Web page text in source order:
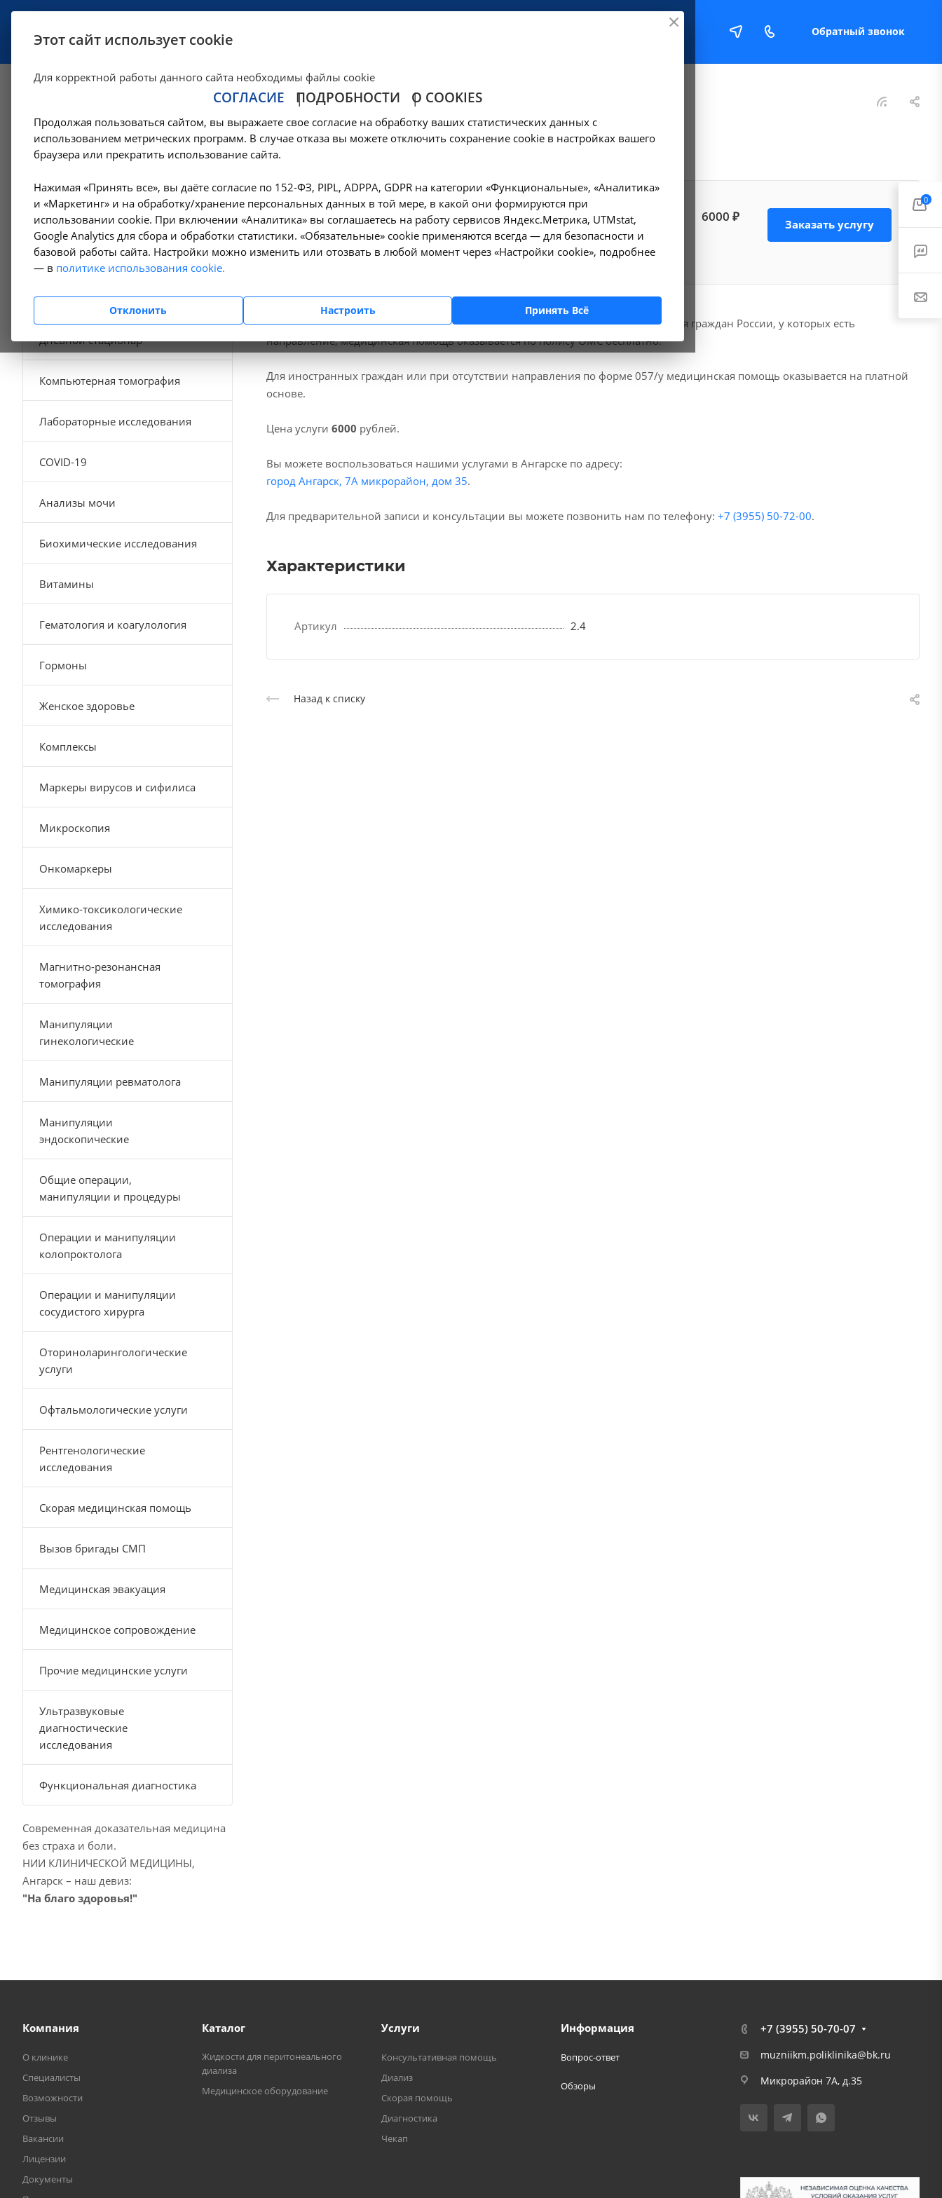
Обратный звонок
Вызов врача на дом - 2.4 в Ангарске
Цены в Ангарске — Амбулаторно-поликлинические услуги в Ангарске — Вызов врача на дом - 2.4 в Ангарске
Оформите заявку на сайте, мы свяжемся с вами в
ближайшее время и ответим на все интересующие
вопросы.
6000 ₽ Заказать услугу
В наших клиниках мы проводимвызов врача на дом, код услуги (НМУ)2.4
. Для граждан России, у которых есть
направление, медицинская помощь оказывается по полису ОМС бесплатно.
Для иностранных граждан или при отсутствии направления по форме 057/у медицинская помощь оказывается на платной
основе.
Цена услуги 6000 рублей.
Вы можете воспользоваться нашими услугами в Ангарске по адресу:
город Ангарск, 7А микрорайон, дом 35.
Для предварительной записи и консультации вы можете позвонить нам по телефону: +7 (3955) 50-72-00.
Характеристики
Артикул 2.4
Назад к списку
Амбулаторно-
поликлинические услуги
Гемодиализ
Денситометрия
Дневной стационар
Компьютерная томография
Лабораторные исследования
COVID-19
Анализы мочи
Биохимические исследования
Витамины
Гематология и коагулология
Гормоны
Женское здоровье
Комплексы
Маркеры вирусов и сифилиса
Микроскопия
Онкомаркеры
Химико-токсикологические
исследования
Магнитно-резонансная
томография
Манипуляции
гинекологические
Манипуляции ревматолога
Манипуляции
эндоскопические
Общие операции,
манипуляции и процедуры
Операции и манипуляции
колопроктолога
Операции и манипуляции
сосудистого хирурга
Оториноларингологические
услуги
Офтальмологические услуги
Рентгенологические
исследования
Скорая медицинская помощь
Вызов бригады СМП
Медицинская эвакуация
Медицинское сопровождение
Прочие медицинские услуги
Ультразвуковые
диагностические
исследования
Функциональная диагностика
Современная доказательная медицина
без страха и боли.
НИИ КЛИНИЧЕСКОЙ МЕДИЦИНЫ,
Ангарск – наш девиз:
"На благо здоровья!"
Компания
О клинике
Специалисты
Возможности
Отзывы
Вакансии
Лицензии
Документы
Каталог
Жидкости для перитонеального
диализа
Медицинское оборудование
Услуги
Консультативная помощь
Диализ
Скорая помощь
Диагностика
Чекап
Информация
Вопрос-ответ
Обзоры
+7 (3955) 50-70-07
muzniikm.poliklinika@bk.ru
Микрорайон 7А, д.35
0
Этот сайт использует cookie
Для корректной работы данного сайта необходимы файлы cookie
СОГЛАСИЕ ПОДРОБНОСТИ О COOKIES
Продолжая пользоваться сайтом, вы выражаете свое согласие на обработку ваших статистических данных с
использованием метрических программ. В случае отказа вы можете отключить сохранение cookie в настройках вашего
браузера или прекратить использование сайта.
Нажимая «Принять все», вы даёте согласие по 152-ФЗ, PIPL, ADPPA, GDPR на категории «Функциональные», «Аналитика»
и «Маркетинг» и на обработку/хранение персональных данных в той мере, в какой они формируются при
использовании cookie. При включении «Аналитика» вы соглашаетесь на работу сервисов Яндекс.Метрика, UTMstat,
Google Analytics для сбора и обработки статистики. «Обязательные» cookie применяются всегда — для безопасности и
базовой работы сайта. Настройки можно изменить или отозвать в любой момент через «Настройки cookie», подробнее
— в политике использования cookie.
Отклонить Настроить Принять Всё